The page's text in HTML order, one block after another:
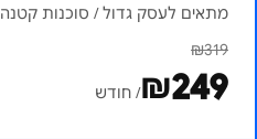
מתאים לעסק גדול / סוכנות קטנה
₪319
₪249 / חודש